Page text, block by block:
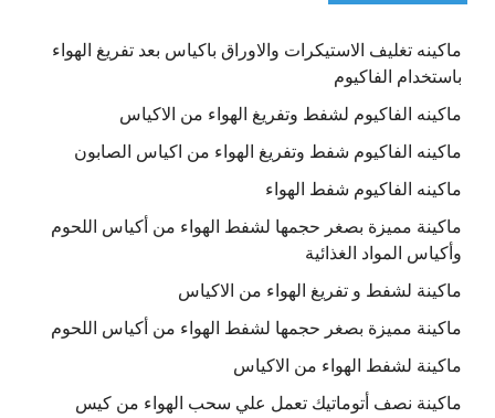
ماكينه تغليف الاستيكرات والاوراق باكياس بعد تفريغ الهواء
باستخدام الفاكيوم
ماكينه الفاكيوم لشفط وتفريغ الهواء من الاكياس
ماكينه الفاكيوم شفط وتفريغ الهواء من اكياس الصابون
ماكينه الفاكيوم شفط الهواء
ماكينة مميزة بصغر حجمها لشفط الهواء من أكياس اللحوم
وأكياس المواد الغذائية
ماكينة لشفط و تفريغ الهواء من الاكياس
ماكينة مميزة بصغر حجمها لشفط الهواء من أكياس اللحوم
ماكينة لشفط الهواء من الاكياس
ماكينة نصف أتوماتيك تعمل علي سحب الهواء من كيس